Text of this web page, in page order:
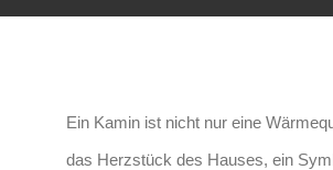
Ein Kamin ist nicht nur eine
das Herzstück des Hauses, ein